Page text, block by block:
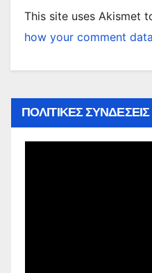
This site uses Akismet
how your comment
ΠΟΛΙΤΙΚΕΣ ΣΥΝΔΕΣΕΙΣ